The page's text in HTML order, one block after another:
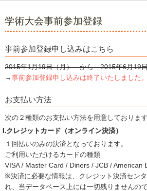
学術大会事前参加登録
事前参加登録申し込みはこちら
2015年1月19日（月） から 2015年6月19
→事前参加登録申し込みは終了いたしました。
お支払い方法
次の２種類のお支払い方法を用意しております
I.クレジットカード（オンライン決済）
１回払いのみの決済となっております。
ご利用いただけるカードの種類
VISA / Master Card / Diners / JCB / American
※決済に必要な情報は、クレジット決済セン
れ、当データベース上には一切残りませんの